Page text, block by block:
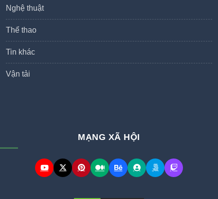
Nghệ thuật
Thể thao
Tin khác
Vận tải
MẠNG XÃ HỘI